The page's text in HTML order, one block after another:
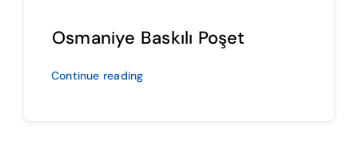
Osmaniye Baskılı Poşet
Continue reading